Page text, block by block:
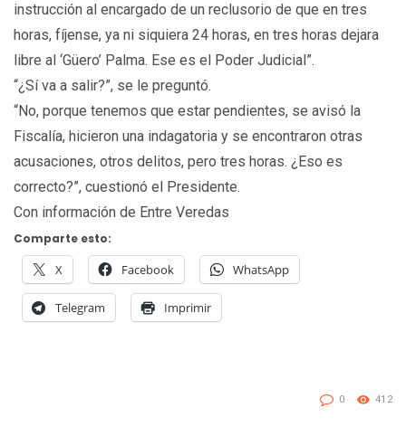
instrucción al encargado de un reclusorio de que en tres
horas, fíjense, ya ni siquiera 24 horas, en tres horas dejara
libre al ‘Güero’ Palma. Ese es el Poder Judicial”.
“¿Sí va a salir?”, se le preguntó.
“No, porque tenemos que estar pendientes, se avisó la
Fiscalía, hicieron una indagatoria y se encontraron otras
acusaciones, otros delitos, pero tres horas. ¿Eso es
correcto?”, cuestionó el Presidente.
Con información de Entre Veredas
Comparte esto:
X Facebook WhatsApp
Telegram Imprimir
0 412